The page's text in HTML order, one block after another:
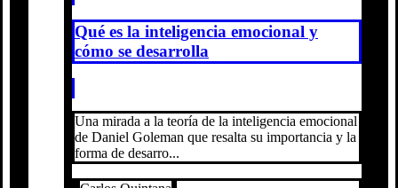
Qué es la inteligencia emocional y
cómo se desarrolla
Una mirada a la teoría de la inteligencia emocional
de Daniel Goleman que resalta su importancia y la
forma de desarro...